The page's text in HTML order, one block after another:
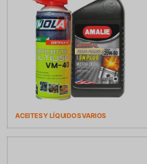
ACEITES Y LÍQUIDOS VARIOS